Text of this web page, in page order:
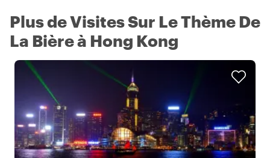
Plus de Visites Sur Le Thème De
La Bière à Hong Kong